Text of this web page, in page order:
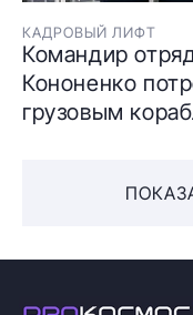
КАДРОВЫЙ ЛИФТ
Командир
Кононенко
грузовым